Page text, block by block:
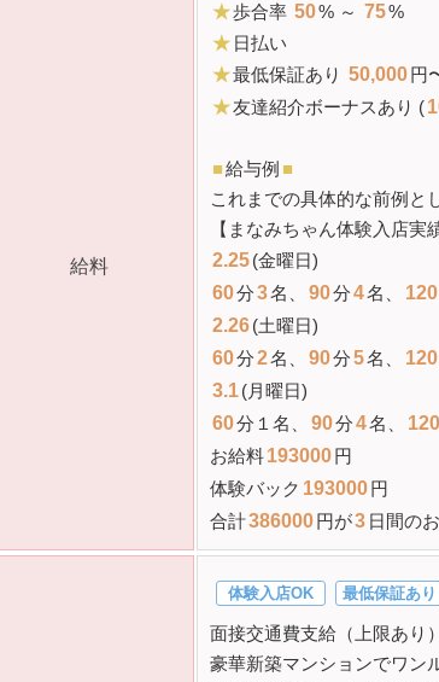
給料
★歩合率 50% ～ 75%
★ 日払い
★最低保証あり 50,000円
★友達紹介ボーナスあり (
■給与例 ■
これまでの具体的な前例と
【まなみちゃん体験入店実
2.25(金曜日)
60分3名、 90分4名、 120
2.26(土曜日)
60分2名、 90分5名、 120
3.1(月曜日)
60分１名、 90分4名、 120
お給料193000円
体験バック 193000円
合計386000円が3 日間の
体験入店OK 最低保証あり
面接交通費支給（上限あり）
豪華新築マンションでワン